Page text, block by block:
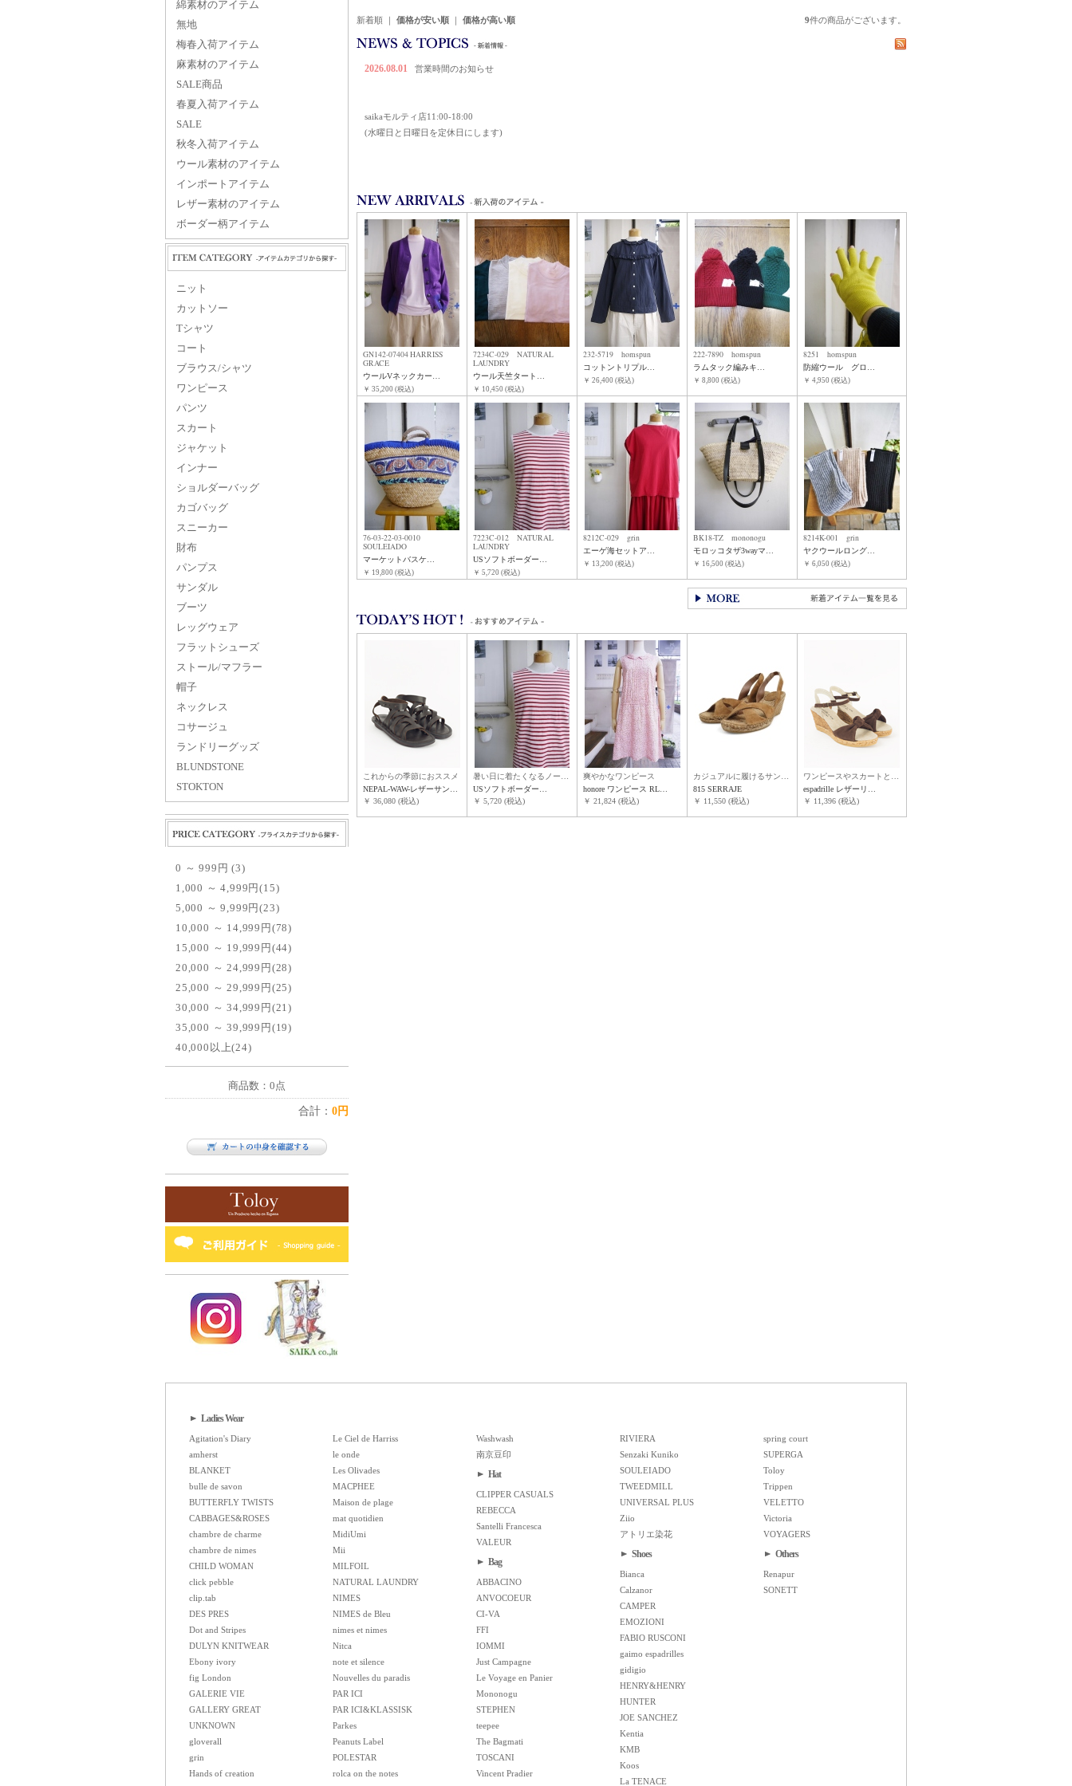
綿素材のアイテム
無地
梅春入荷アイテム
麻素材のアイテム
SALE商品
春夏入荷アイテム
SALE
秋冬入荷アイテム
ウール素材のアイテム
インポートアイテム
レザー素材のアイテム
ボーダー柄アイテム
ニット
カットソー
Tシャツ
コート
ブラウス/シャツ
ワンピース
パンツ
スカート
ジャケット
インナー
ショルダーバッグ
カゴバッグ
スニーカー
財布
パンプス
サンダル
ブーツ
レッグウェア
フラットシューズ
ストール/マフラー
帽子
ネックレス
コサージュ
ランドリーグッズ
BLUNDSTONE
STOKTON
0 ～ 999円 (3)
1,000 ～ 4,999円(15)
5,000 ～ 9,999円(23)
10,000 ～ 14,999円(78)
15,000 ～ 19,999円(44)
20,000 ～ 24,999円(28)
25,000 ～ 29,999円(25)
30,000 ～ 34,999円(21)
35,000 ～ 39,999円(19)
40,000以上(24)
商品数：0点
合計： 0円
新着順 ｜ 価格が安い順 ｜ 価格が高い順 9件の商品がございます。
ニュース&トピックス
2026.08.01 営業時間のお知らせ
saikaモルティ店11:00-18:00
(水曜日と日曜日を定休日にします)
SAIKAモルティ店 079-223-2325
2026.06.01 靴のSALEします。SALEのバナーからチェックしてくださいね。
是非、この機会にお得にお買い物してくださいね。
2025.10.27 ブログ更新しました。スタッフブログをご覧ください☆
新着商品
GN142-07404 HARRISS
GRACE
ウールVネックカー…
￥ 35,200 (税込)
7234C-029 NATURAL
LAUNDRY
ウール天竺タート…
￥ 10,450 (税込)
232-5719 homspun
コットントリプル…
￥ 26,400 (税込)
222-7890 homspun
ラムタック編みキ…
￥ 8,800 (税込)
8251 homspun
防縮ウール グロ…
￥ 4,950 (税込)
76-03-22-03-0010
SOULEIADO
マーケットバスケ…
￥ 19,800 (税込)
7223C-012 NATURAL
LAUNDRY
USソフトボーダー…
￥ 5,720 (税込)
8212C-029 grin
エーゲ海セットア…
￥ 13,200 (税込)
BK18-TZ mononogu
モロッコタザ3wayマ…
￥ 16,500 (税込)
8214K-001 grin
ヤクウールロング…
￥ 6,050 (税込)
これからの季節におススメ
NEPAL-WAW-レザーサン…
￥ 36,080 (税込)
暑い日に着たくなるノー…
USソフトボーダー…
￥ 5,720 (税込)
爽やかなワンピース
honore ワンピース RL…
￥ 21,824 (税込)
カジュアルに履けるサン…
815 SERRAJE
￥ 11,550 (税込)
ワンピースやスカートと…
espadrille レザーリ…
￥ 11,396 (税込)
Ladies Wear
Agitation's Diary
amherst
BLANKET
bulle de savon
BUTTERFLY TWISTS
CABBAGES&ROSES
chambre de charme
chambre de nimes
CHILD WOMAN
click pebble
clip.tab
DES PRES
Dot and Stripes
DULYN KNITWEAR
Ebony ivory
fig London
GALERIE VIE
GALLERY GREAT
UNKNOWN
gloverall
grin
Hands of creation
Le Ciel de Harriss
le onde
Les Olivades
MACPHEE
Maison de plage
mat quotidien
MidiUmi
Mii
MILFOIL
NATURAL LAUNDRY
NIMES
NIMES de Bleu
nimes et nimes
Nitca
note et silence
Nouvelles du paradis
PAR ICI
PAR ICI&KLASSISK
Parkes
Peanuts Label
POLESTAR
rolca on the notes
Washwash
南京豆印
Hat
CLIPPER CASUALS
REBECCA
Santelli Francesca
VALEUR
Bag
ABBACINO
ANVOCOEUR
CI-VA
FFI
IOMMI
Just Campagne
Le Voyage en Panier
Mononogu
STEPHEN
teepee
The Bagmati
TOSCANI
Vincent Pradier
RIVIERA
Senzaki Kuniko
SOULEIADO
TWEEDMILL
UNIVERSAL PLUS
Ziio
アトリエ染花
Shoes
Bianca
Calzanor
CAMPER
EMOZIONI
FABIO RUSCONI
gaimo espadrilles
gidigio
HENRY&HENRY
HUNTER
JOE SANCHEZ
Kentia
KMB
Koos
La TENACE
spring court
SUPERGA
Toloy
Trippen
VELETTO
Victoria
VOYAGERS
Others
Renapur
SONETT